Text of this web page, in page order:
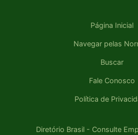
Página Inicial
Navegar pelas
Buscar
Fale Conosco
Política de
Diretório Brasil - Consulte